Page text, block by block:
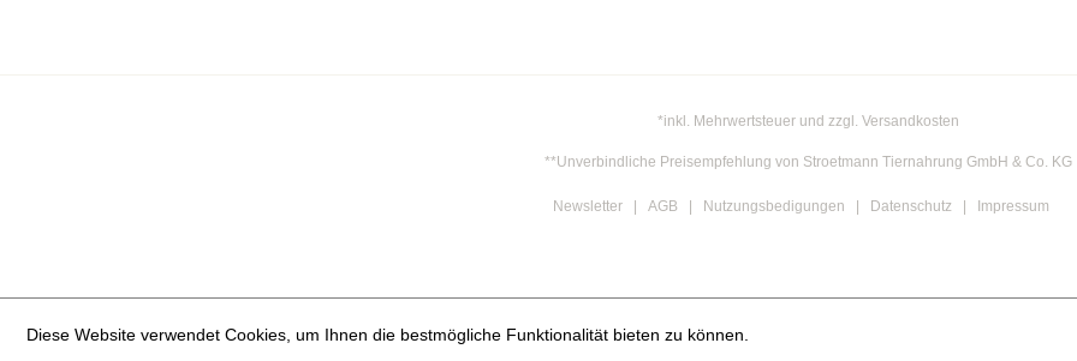
*inkl. Mehrwertsteuer und zzgl. Versandkosten
**Unverbindliche Preisempfehlung von Stroetmann Tiernahrung GmbH & Co. KG
Newsletter AGB Nutzungsbedigungen Datenschutz Impressum
Diese Website verwendet Cookies, um Ihnen die bestmögliche Funktionalität bieten zu können.